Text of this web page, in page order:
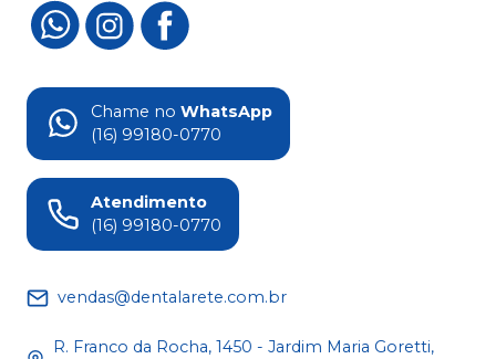
Chame no WhatsApp
(16) 99180-0770
Atendimento
(16) 99180-0770
vendas@dentalarete.com.br
R. Franco da Rocha, 1450 - Jardim Maria Goretti,